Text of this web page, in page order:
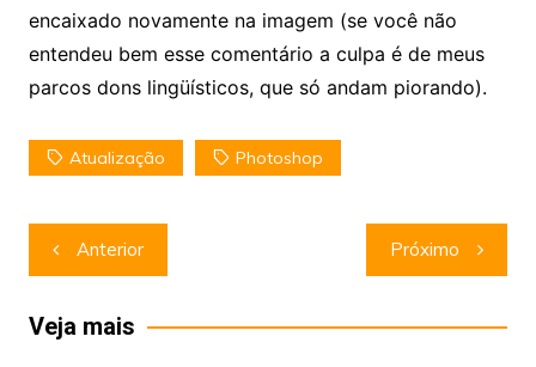
encaixado novamente na imagem (se você não
entendeu bem esse comentário a culpa é de meus
parcos dons lingüísticos, que só andam piorando).
Atualização Photoshop
Navegação
de
Post
Anterior Próximo
Veja mais